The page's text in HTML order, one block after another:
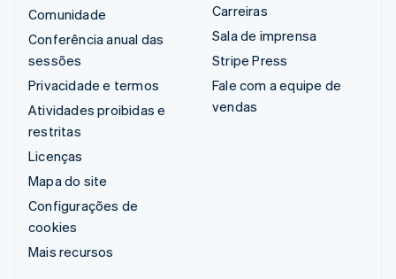
Comunidade
Conferência anual das
sessões
Privacidade e termos
Atividades proibidas e
restritas
Licenças
Mapa do site
Configurações de
cookies
Mais recursos
Carreiras
Sala de imprensa
Stripe Press
Fale com a equipe de
vendas